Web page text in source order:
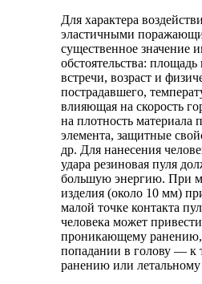
Для характера
эластичными
существенное значение
обстоятельства: площадь
встречи, возраст и
пострадавшего,
влияющая на скорость
на плотность материала
элемента, защитные
др. Для нанесения
удара резиновая пуля
большую энергию. При
изделия (около 10 мм)
малой точке контакта
человека может
проникающему
попадании в голову — к
ранению или летальному